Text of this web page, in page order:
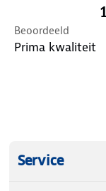
Beoordeeld
Prima kwaliteit
Service